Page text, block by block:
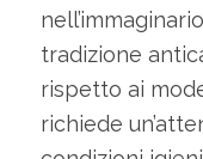
tradizione
rispetto ai
richiede